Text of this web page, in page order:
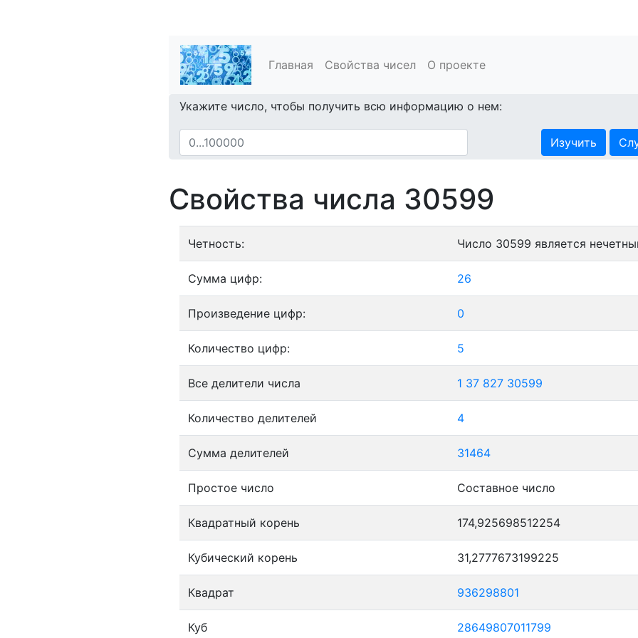
Главная Свойства чисел О проекте
Укажите число, чтобы получить всю информацию о нем:
Изучить
Свойства числа 30599
Четность: Число 30599 является
Сумма цифр: 26
Произведение цифр: 0
Количество цифр: 5
Все делители числа 1 37 827 30599
Количество делителей 4
Сумма делителей 31464
Простое число Составное число
Квадратный корень 174,925698512254
Кубический корень 31,2777673199225
Квадрат 936298801
Куб 28649807011799